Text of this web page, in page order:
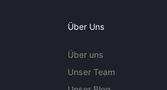
Über Uns
Über uns
Unser Team